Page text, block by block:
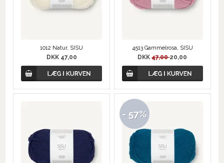
1012 Natur, SISU
DKK 47,00
4513 Gammelrosa, SISU
DKK47,0020,00
- 57%